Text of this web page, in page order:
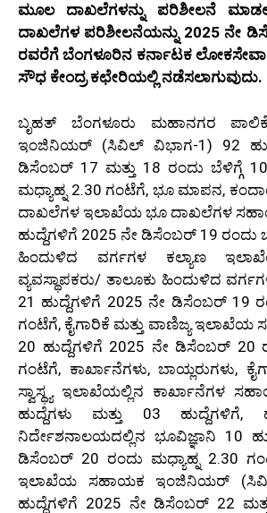
ಮೂಲ ದಾಖಲೆಗಳನ್ನು ಪರಿಶೀಲನೆ
ದಾಖಲೆಗಳ ಪರಿಶೀಲನೆಯನ್ನು 2025 ನೇ
ರವರೆಗೆ ಬೆಂಗಳೂರಿನ ಕರ್ನಾಟಕ
ಸೌಧ ಕೇಂದ್ರ ಕಛೇರಿಯಲ್ಲಿ ನಡೆಸಲಾಗುವುದು.
ಬೃಹತ್ ಬೆಂಗಳೂರು ಮಹಾನಗರ
ಇಂಜಿನಿಯರ್ (ಸಿವಿಲ್ ವಿಭಾಗ-1) 92
ಡಿಸೆಂಬರ್ 17 ಮತ್ತು 18 ರಂದು ಬೆಳಿಗ್ಗೆ
ಮಧ್ಯಾಹ್ನ 2.30 ಗಂಟೆಗೆ, ಭೂ ಮಾಪನ,
ದಾಖಲೆಗಳ ಇಲಾಖೆಯ ಭೂ ದಾಖಲೆಗಳ
ಹುದ್ದೆಗಳಿಗೆ 2025 ನೇ ಡಿಸೆಂಬರ್ 19 ರಂದು
ಹಿಂದುಳಿದ ವರ್ಗಗಳ ಕಲ್ಯಾಣ
ವ್ಯವಸ್ಥಾಪಕರು/ ತಾಲೂಕು ಹಿಂದುಳಿದ
21 ಹುದ್ದೆಗಳಿಗೆ 2025 ನೇ ಡಿಸೆಂಬರ್ 19
ಗಂಟೆಗೆ, ಕೈಗಾರಿಕೆ ಮತ್ತು ವಾಣಿಜ್ಯ
20 ಹುದ್ದೆಗಳಿಗೆ 2025 ನೇ ಡಿಸೆಂಬರ್ 20
ಗಂಟೆಗೆ, ಕಾರ್ಖಾನೆಗಳು, ಬಾಯ್ಲರುಗಳು,
ಸ್ವಾಸ್ಥ್ಯ ಇಲಾಖೆಯಲ್ಲಿನ ಕಾರ್ಖಾನೆಗಳ
ಹುದ್ದೆಗಳು ಮತ್ತು 03 ಹುದ್ದೆಗಳಿಗೆ,
ನಿರ್ದೇಶನಾಲಯದಲ್ಲಿನ ಭೂವಿಜ್ಞಾನಿ 10
ಡಿಸೆಂಬರ್ 20 ರಂದು ಮಧ್ಯಾಹ್ನ 2.30
ಇಲಾಖೆಯ ಸಹಾಯಕ ಇಂಜಿನಿಯರ್
ಹುದ್ದೆಗಳಿಗೆ 2025 ನೇ ಡಿಸೆಂಬರ್ 22